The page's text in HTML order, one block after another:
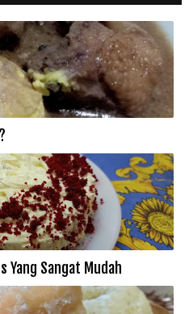
Yang Sangat Mudah